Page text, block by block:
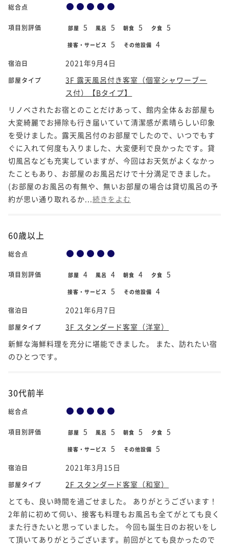
総合点
項目別評価 部屋 5 風呂 5 朝食 5 夕食 5
接客・サービス 5 その他設備 4
宿泊日 2021年9月4日
部屋タイプ
3F 露天風呂付き客室（個室シャワーブー
ス付）【Bタイプ】
リノベされたお宿とのことだけあって、館内全体＆お部屋も
大変綺麗でお掃除も行き届いていて清潔感が素晴らしい印象
を受けました。露天風呂付のお部屋でしたので、いつでもす
ぐに入れて何度も入りました、大変便利で良かったです。貸
切風呂なども充実していますが、今回はお天気がよくなかっ
たこともあり、お部屋のお風呂だけで十分満足できました。
(お部屋のお風呂の有無や、無いお部屋の場合は貸切風呂の予
約が思い通り取れるか... 続きをよむ
60歳以上
総合点
項目別評価 部屋 4 風呂 4 朝食 4 夕食 5
接客・サービス 5 その他設備 4
宿泊日 2021年6月7日
部屋タイプ
3F スタンダード客室（洋室）
新鮮な海鮮料理を充分に堪能できました。 また、訪れたい宿
のひとつです。
30代前半
総合点
項目別評価 部屋 5 風呂 5 朝食 5 夕食 5
接客・サービス 5 その他設備 5
宿泊日 2021年3月15日
部屋タイプ
2F スタンダード客室（和室）
とても、良い時間を過ごせました。 ありがとうございます！
2年前に初めて伺い、接客も料理もお風呂も全てがとても良く
また行きたいと思っていました。 今回も誕生日のお祝いをし
て頂いてありがとうございます。前回がとても良かったので